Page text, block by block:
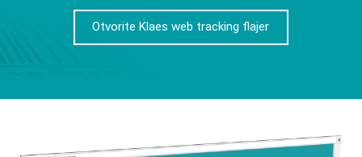
Otvorite Klaes web tracking flajer